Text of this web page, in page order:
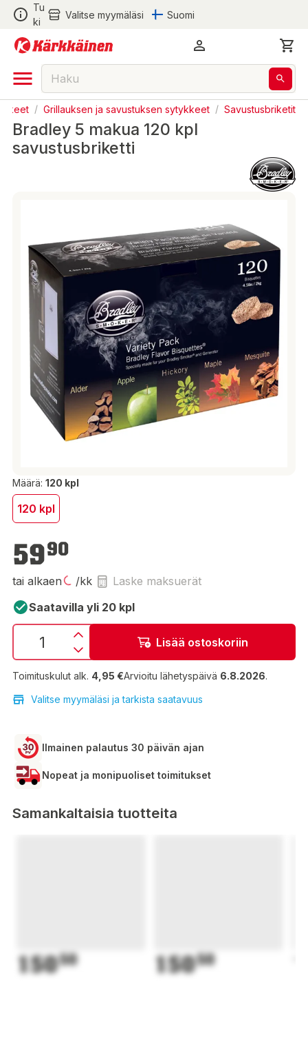
Tu
ki
Valitse myymäläsi Suomi
/ Grillauksen ja savustuksen sytykkeet / Savustusbriketit
Bradley 5 makua 120 kpl
savustusbriketti
Määrä: 120 kpl
120 kpl
5990
tai alkaen /kk
Laske maksuerät
Saatavilla yli 20 kpl
Lisää ostoskoriin
Toimituskulut alk. 4,95 €Arvioitu lähetyspäivä 6.8.2026.
Valitse myymäläsi ja tarkista saatavuus
Ilmainen palautus 30 päivän ajan
Nopeat ja monipuoliset toimitukset
Samankaltaisia tuotteita
15050 15050